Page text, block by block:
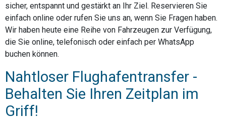
sicher, entspannt und gestärkt an Ihr Ziel. Reservieren Sie
einfach online oder rufen Sie uns an, wenn Sie Fragen haben.
Wir haben heute eine Reihe von Fahrzeugen zur Verfügung,
die Sie online, telefonisch oder einfach per WhatsApp
buchen können.
Nahtloser Flughafentransfer -
Behalten Sie Ihren Zeitplan im
Griff!